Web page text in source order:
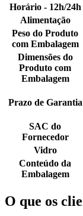
Horário - 12h/24h
Alimentação
Peso do Produto
com Embalagem
Dimensões do
Produto com
Embalagem
Prazo de Garantia
SAC do
Fornecedor
Vidro
Conteúdo da
Embalagem
O que os